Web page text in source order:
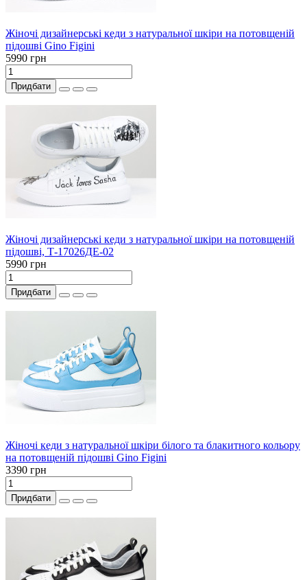
Жіночі дизайнерські кеди з натуральної шкіри на потовщеній
підошві Gino Figini
5990 грн
Придбати
Жіночі дизайнерські кеди з натуральної шкіри на потовщеній
підошві, Т-17026ДЕ-02
5990 грн
Придбати
Жіночі кеди з натуральної шкіри білого та блакитного кольору
на потовщеній підошві Gino Figini
3390 грн
Придбати